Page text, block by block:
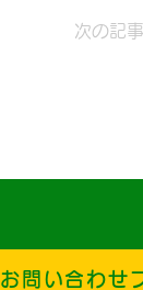
次の記
お問い合わせ